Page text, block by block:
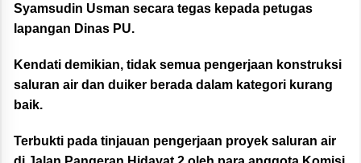
Syamsudin Usman secara tegas kepada petugas
lapangan Dinas PU.
Kendati demikian, tidak semua pengerjaan konstruksi
saluran air dan duiker berada dalam kategori kurang
baik.
Terbukti pada tinjauan pengerjaan proyek saluran air